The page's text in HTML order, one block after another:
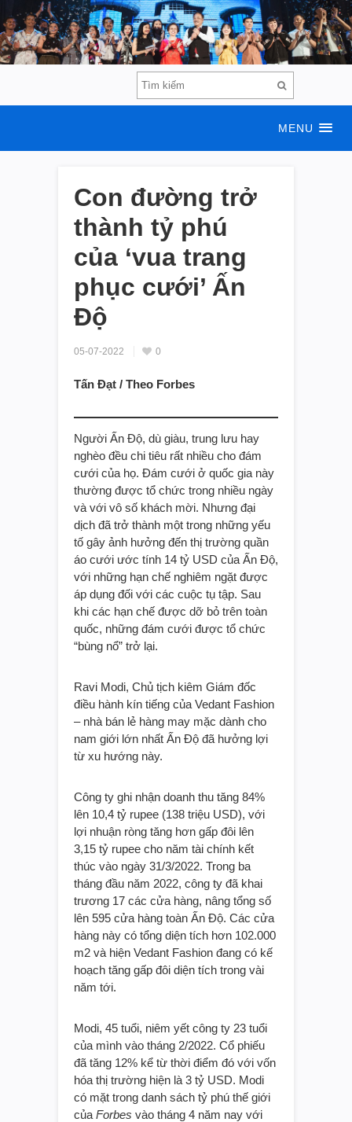
MENU
Con đường trở
thành tỷ phú
của ‘vua trang
phục cưới’ Ấn
Độ
05-07-2022 0
Tấn Đạt / Theo Forbes
Người Ấn Độ, dù giàu, trung lưu hay
nghèo đều chi tiêu rất nhiều cho đám
cưới của họ. Đám cưới ở quốc gia này
thường được tổ chức trong nhiều ngày
và với vô số khách mời. Nhưng đại
dịch đã trở thành một trong những yếu
tố gây ảnh hưởng đến thị trường quần
áo cưới ước tính 14 tỷ USD của Ấn Độ,
với những hạn chế nghiêm ngặt được
áp dụng đối với các cuộc tụ tập. Sau
khi các hạn chế được dỡ bỏ trên toàn
quốc, những đám cưới được tổ chức
“bùng nổ” trở lại.
Ravi Modi, Chủ tịch kiêm Giám đốc
điều hành kín tiếng của Vedant Fashion
– nhà bán lẻ hàng may mặc dành cho
nam giới lớn nhất Ấn Độ đã hưởng lợi
từ xu hướng này.
Công ty ghi nhận doanh thu tăng 84%
lên 10,4 tỷ rupee (138 triệu USD), với
lợi nhuận ròng tăng hơn gấp đôi lên
3,15 tỷ rupee cho năm tài chính kết
thúc vào ngày 31/3/2022. Trong ba
tháng đầu năm 2022, công ty đã khai
trương 17 các cửa hàng, nâng tổng số
lên 595 cửa hàng toàn Ấn Độ. Các cửa
hàng này có tổng diện tích hơn 102.000
m2 và hiện Vedant Fashion đang có kế
hoạch tăng gấp đôi diện tích trong vài
năm tới.
Modi, 45 tuổi, niêm yết công ty 23 tuổi
của mình vào tháng 2/2022. Cổ phiếu
đã tăng 12% kể từ thời điểm đó với vốn
hóa thị trường hiện là 3 tỷ USD. Modi
có mặt trong danh sách tỷ phú thế giới
của Forbes vào tháng 4 năm nay với